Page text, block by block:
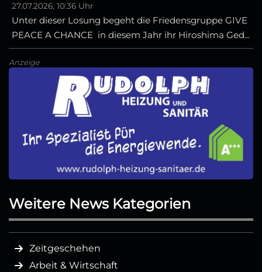
27.07.2026, 10:36 Uhr
Unter dieser Losung begeht die Friedensgruppe GIVE
PEACE A CHANCE in diesem Jahr ihr Hiroshima Ged...
Anzeige
Weitere News Kategorien
Zeitgeschehen
Arbeit & Wirtschaft